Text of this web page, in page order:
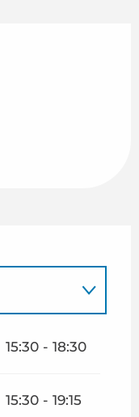
15:30 - 18:30
15:30 - 19:15